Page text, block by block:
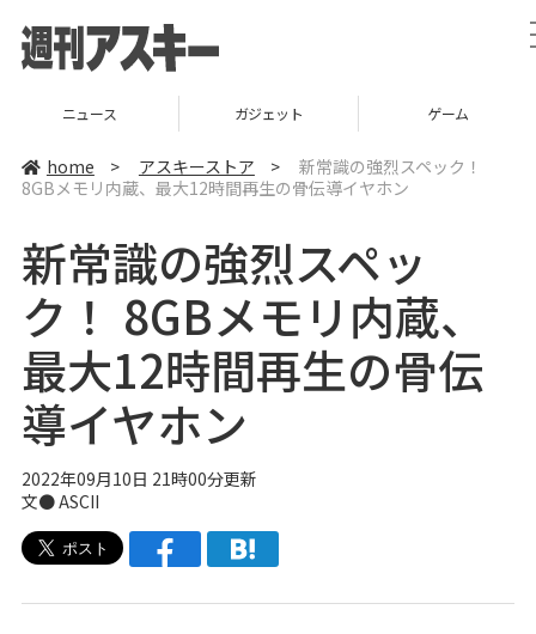
ニュース ガジェット ゲーム
home > アスキーストア >
新常識の強烈スペック！
8GBメモリ内蔵、最大12時間再生の骨伝導イヤホン
新常識の強烈スペッ
ク！ 8GBメモリ内蔵、
最大12時間再生の骨伝
導イヤホン
2022年09月10日 21時00分更新
文● ASCII